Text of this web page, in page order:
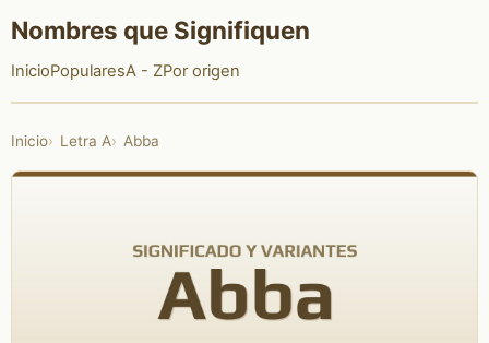
Nombres que Signifiquen
InicioPopularesA - ZPor origen
Inicio Letra A Abba